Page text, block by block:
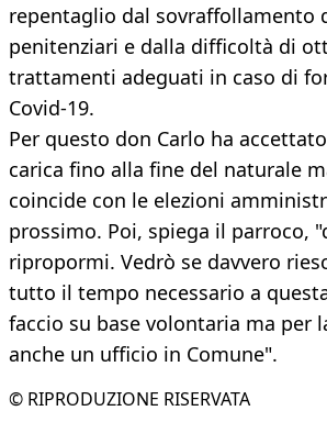
repentaglio dal sovraffollamento
penitenziari e dalla difficoltà di
trattamenti adeguati in caso di
Covid-19.
Per questo don Carlo ha
carica fino alla fine del naturale
coincide con le elezioni
prossimo. Poi, spiega il parroco,
ripropormi. Vedrò se davvero
tutto il tempo necessario a
faccio su base volontaria ma per
anche un ufficio in Comune".
© RIPRODUZIONE RISERVATA